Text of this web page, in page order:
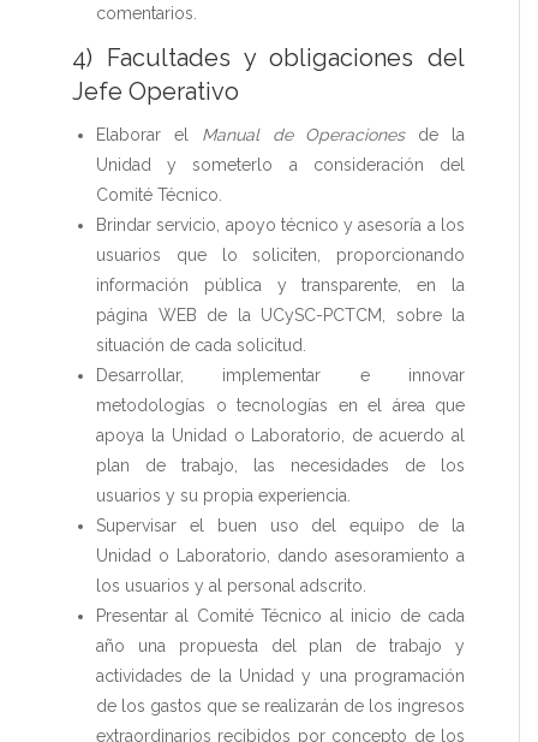
comentarios.
4) Facultades y obligaciones del
Jefe Operativo
Elaborar el Manual de Operacionesde la
Unidad y someterlo a consideración del
Comité Técnico.
Brindar servicio, apoyo técnico y asesoría a los
usuarios que lo soliciten, proporcionando
información pública y transparente, en la
página WEB de la UCySC-PCTCM, sobre la
situación de cada solicitud.
Desarrollar, implementar e innovar
metodologías o tecnologías en el área que
apoya la Unidad o Laboratorio, de acuerdo al
plan de trabajo, las necesidades de los
usuarios y su propia experiencia.
Supervisar el buen uso del equipo de la
Unidad o Laboratorio, dando asesoramiento a
los usuarios y al personal adscrito.
Presentar al Comité Técnico al inicio de cada
año una propuesta del plan de trabajo y
actividades de la Unidad y una programación
de los gastos que se realizarán de los ingresos
extraordinarios recibidos por concepto de los